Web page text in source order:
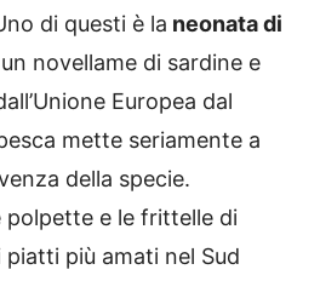
di questi è la neonata di
novellame di sardine e
Europea dal
mette seriamente a
della specie.
polpette e le frittelle di
più amati nel Sud